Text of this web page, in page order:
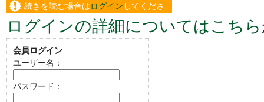
続きを読む場合はログイン してくださ
い。
ログインの詳細についてはこちら
会員ログイン
ユーザー名：
パスワード：